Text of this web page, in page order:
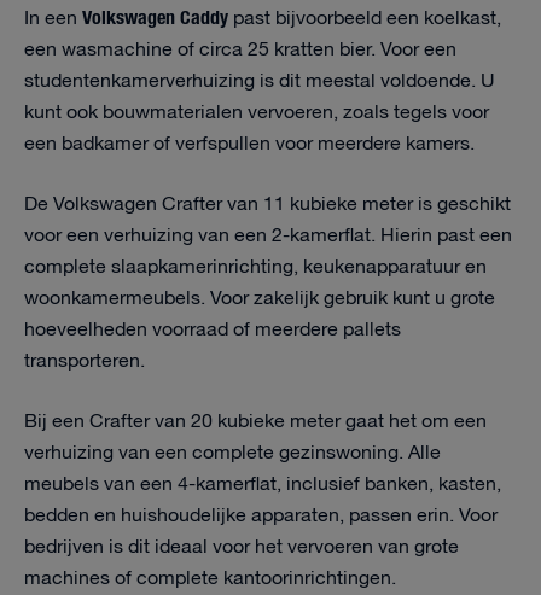
In een Volkswagen Caddy past bijvoorbeeld een koelkast,
een wasmachine of circa 25 kratten bier. Voor een
studentenkamerverhuizing is dit meestal voldoende. U
kunt ook bouwmaterialen vervoeren, zoals tegels voor
een badkamer of verfspullen voor meerdere kamers.
De Volkswagen Crafter van 11 kubieke meter is geschikt
voor een verhuizing van een 2-kamerflat. Hierin past een
complete slaapkamerinrichting, keukenapparatuur en
woonkamermeubels. Voor zakelijk gebruik kunt u grote
hoeveelheden voorraad of meerdere pallets
transporteren.
Bij een Crafter van 20 kubieke meter gaat het om een
verhuizing van een complete gezinswoning. Alle
meubels van een 4-kamerflat, inclusief banken, kasten,
bedden en huishoudelijke apparaten, passen erin. Voor
bedrijven is dit ideaal voor het vervoeren van grote
machines of complete kantoorinrichtingen.